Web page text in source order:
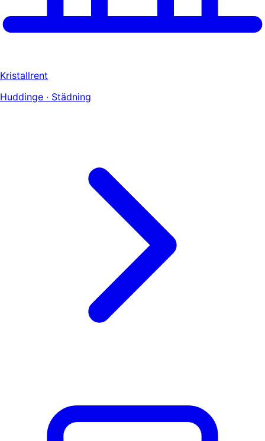
Kristallrent
Huddinge · Städning